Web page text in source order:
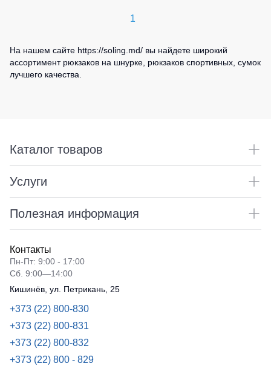
1
На нашем сайте https://soling.md/ вы найдете широкий
ассортимент рюкзаков на шнурке, рюкзаков спортивных, сумок
лучшего качества.
Каталог товаров
Услуги
Полезная информация
Контакты
Пн-Пт: 9:00 - 17:00
Сб. 9:00—14:00
Кишинёв, ул. Петрикань, 25
+373 (22) 800-830
+373 (22) 800-831
+373 (22) 800-832
+373 (22) 800 - 829